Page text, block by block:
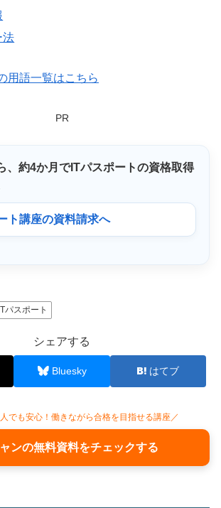
法
用語一覧はこちら
PR
約4か月 でITパスポートの資格取得
ト講座の資料請求へ
パスポート
シェアする
Bluesky はてブ
でも安心！働きながら合格を目指せる講座／
ンの無料資料をチェックする